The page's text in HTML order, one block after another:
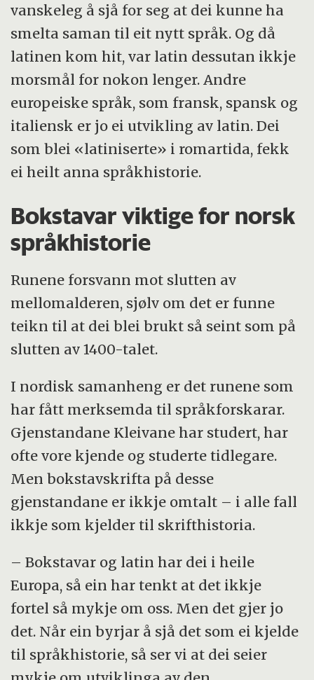
vanskeleg å sjå for seg at dei kunne ha
smelta saman til eit nytt språk. Og då
latinen kom hit, var latin dessutan ikkje
morsmål for nokon lenger. Andre
europeiske språk, som fransk, spansk og
italiensk er jo ei utvikling av latin. Dei
som blei «latiniserte» i romartida, fekk
ei heilt anna språkhistorie.
Bokstavar viktige for norsk
språkhistorie
Runene forsvann mot slutten av
mellomalderen, sjølv om det er funne
teikn til at dei blei brukt så seint som på
slutten av 1400-talet.
I nordisk samanheng er det runene som
har fått merksemda til språkforskarar.
Gjenstandane Kleivane har studert, har
ofte vore kjende og studerte tidlegare.
Men bokstavskrifta på desse
gjenstandane er ikkje omtalt – i alle fall
ikkje som kjelder til skrifthistoria.
– Bokstavar og latin har dei i heile
Europa, så ein har tenkt at det ikkje
fortel så mykje om oss. Men det gjer jo
det. Når ein byrjar å sjå det som ei kjelde
til språkhistorie, så ser vi at dei seier